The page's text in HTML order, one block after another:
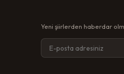
Yeni şiirlerden haberdar